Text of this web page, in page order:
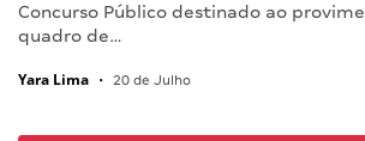
Concurso Público destinado ao
quadro de…
Yara Lima • 20 de Julho